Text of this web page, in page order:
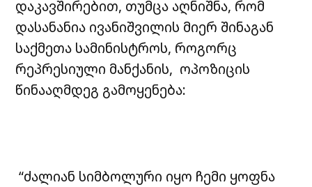
დაკავშირებით, თუმცა აღნიშნა, რომ
დასანანია ივანიშვილის მიერ შინაგან
საქმეთა სამინისტროს, როგორც
რეპრესიული მანქანის, ოპოზიცის
წინააღმდეგ გამოყენება:
“ძალიან სიმბოლური იყო ჩემი ყოფნა